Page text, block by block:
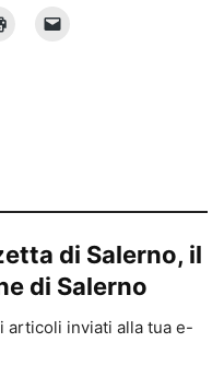
di Salerno, il
di Salerno
articoli inviati alla tua e-